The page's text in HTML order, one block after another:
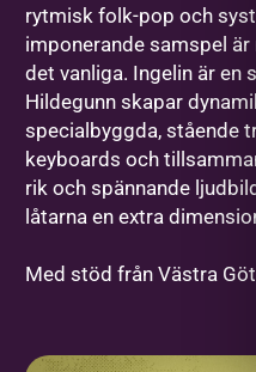
rytmisk folk-pop och
imponerande samspel är
det vanliga. Ingelin är en
Hildegunn skapar
specialbyggda, stående
keyboards och
rik och spännande
låtarna en extra dimension
Med stöd från Västra